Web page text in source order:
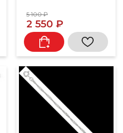
5 100 ₽
2 550 ₽